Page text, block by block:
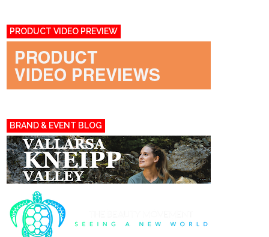
PRODUCT VIDEO PREVIEW
BRAND & EVENT BLOG